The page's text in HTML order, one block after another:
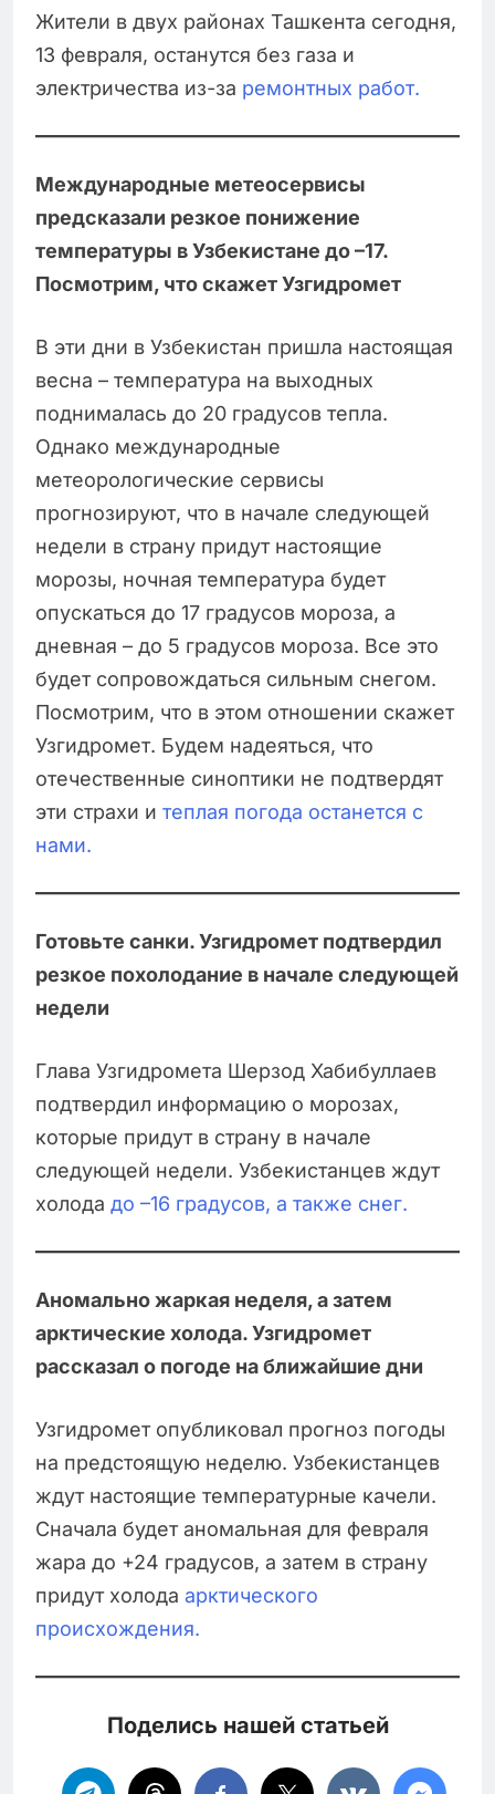
Жители в двух районах Ташкента сегодня,
13 февраля, останутся без газа и
электричества из-за ремонтных работ.
Международные метеосервисы
предсказали резкое понижение
температуры в Узбекистане до –17.
Посмотрим, что скажет Узгидромет
В эти дни в Узбекистан пришла настоящая
весна – температура на выходных
поднималась до 20 градусов тепла.
Однако международные
метеорологические сервисы
прогнозируют, что в начале следующей
недели в страну придут настоящие
морозы, ночная температура будет
опускаться до 17 градусов мороза, а
дневная – до 5 градусов мороза. Все это
будет сопровождаться сильным снегом.
Посмотрим, что в этом отношении скажет
Узгидромет. Будем надеяться, что
отечественные синоптики не подтвердят
эти страхи и теплая погода останется с
нами.
Готовьте санки. Узгидромет подтвердил
резкое похолодание в начале следующей
недели
Глава Узгидромета Шерзод Хабибуллаев
подтвердил информацию о морозах,
которые придут в страну в начале
следующей недели. Узбекистанцев ждут
холода до –16 градусов, а также снег.
Аномально жаркая неделя, а затем
арктические холода. Узгидромет
рассказал о погоде на ближайшие дни
Узгидромет опубликовал прогноз погоды
на предстоящую неделю. Узбекистанцев
ждут настоящие температурные качели.
Сначала будет аномальная для февраля
жара до +24 градусов, а затем в страну
придут холода арктического
происхождения.
Поделись нашей статьей